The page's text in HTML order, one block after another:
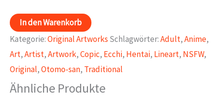
Angela
from
EruDibuja
Menge
In den Warenkorb
Kategorie:Original Artworks Schlagwörter:Adult,Anime,
Art,Artist,Artwork,Copic, Ecchi, Hentai, Lineart, NSFW,
Original,Otomo-san, Traditional
Ähnliche Produkte